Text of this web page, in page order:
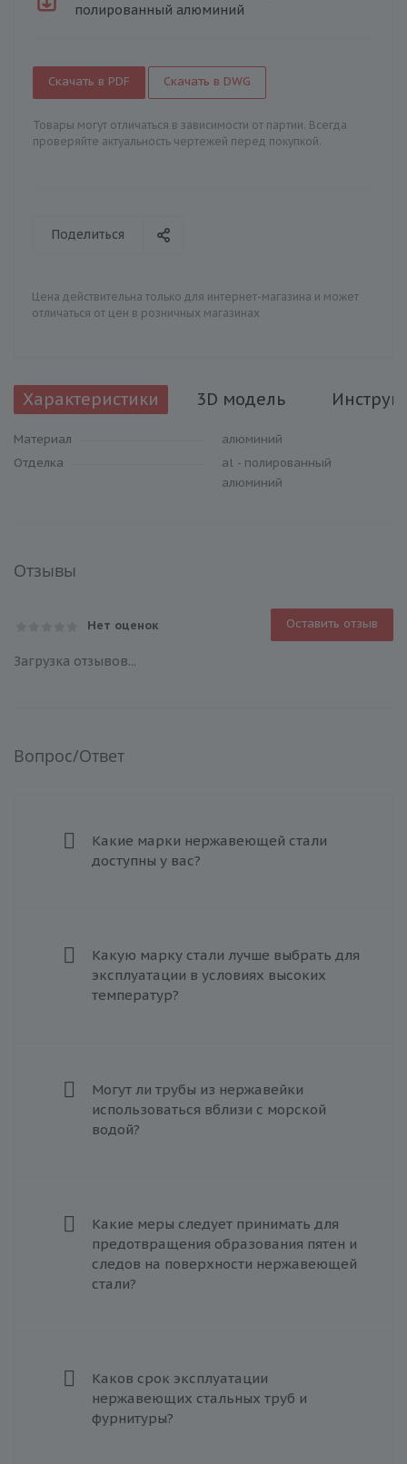
полированный алюминий
Скачать в PDF Скачать в DWG
Товары могут отличаться в зависимости от партии. Всегда
проверяйте актуальность чертежей перед покупкой.
Поделиться
Цена действительна только для интернет-магазина и может
отличаться от цен в розничных магазинах
Характеристики 3D модель
Материал
алюминий
Отделка
al - полированный
алюминий
Отзывы
Нет оценок Оставить отзыв
Загрузка отзывов...
Вопрос/Ответ
Какие марки нержавеющей стали
доступны у вас?
Какую марку стали лучше выбрать для
эксплуатации в условиях высоких
температур?
Могут ли трубы из нержавейки
использоваться вблизи с морской
водой?
Какие меры следует принимать для
предотвращения образования пятен и
следов на поверхности нержавеющей
стали?
Каков срок эксплуатации
нержавеющих стальных труб и
фурнитуры?